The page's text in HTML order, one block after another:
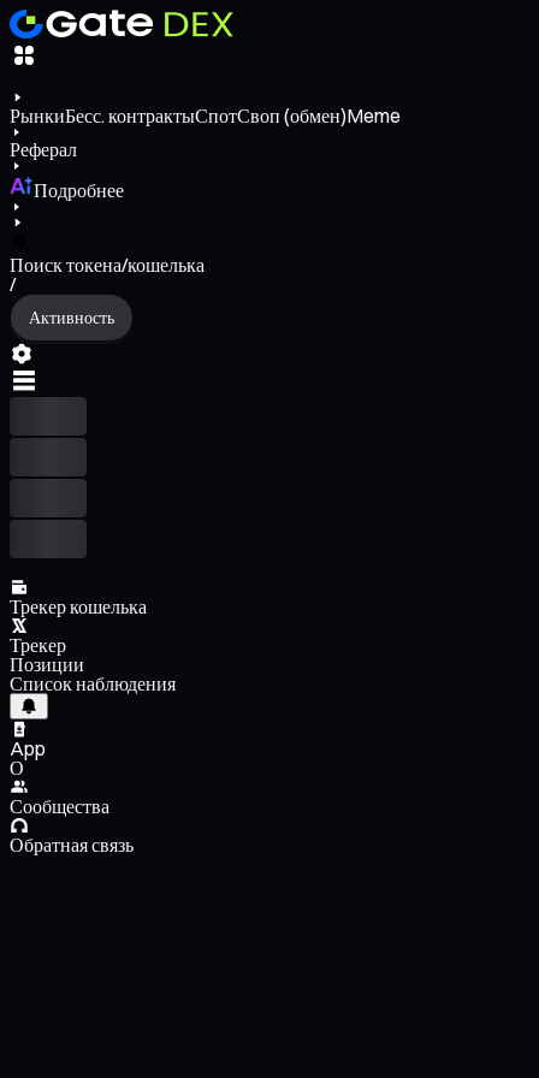
РынкиБесс. контрактыСпотСвоп (обмен)Meme
Реферал
Подробнее
Поиск токена/кошелька
/
Активность
Трекер кошелька
Трекер
Позиции
Список наблюдения
App
О
Сообщества
Обратная связь